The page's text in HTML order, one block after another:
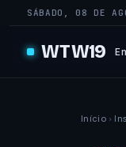
SÁBADO, 08 DE
WTW19
Início ›